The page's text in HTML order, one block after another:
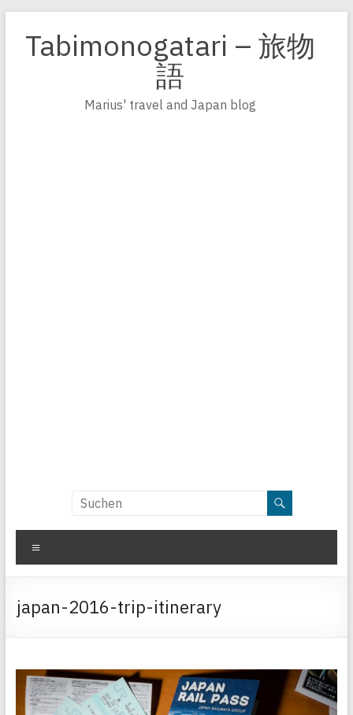
Inhalt
springen
Tabimonogatari – 旅物
語
Marius' travel and Japan blog
japan-2016-trip-itinerary